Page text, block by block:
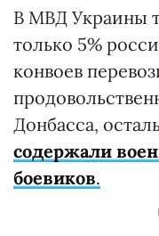
В МВД Украины
только 5%
конвоев
Донбасса,
содержали
боевиков.